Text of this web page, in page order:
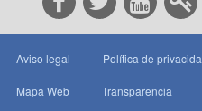
Aviso legal Política de
Mapa Web Transparencia